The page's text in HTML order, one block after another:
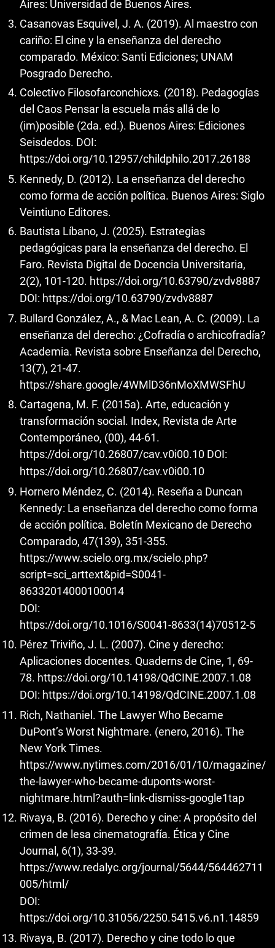
Aires: Universidad de Buenos Aires.
Casanovas Esquivel, J. A. (2019). Al maestro con
cariño: El cine y la enseñanza del derecho
comparado. México: Santi Ediciones; UNAM
Posgrado Derecho.
Colectivo Filosofarconchicxs. (2018). Pedagogías
del Caos Pensar la escuela más allá de lo
(im)posible (2da. ed.). Buenos Aires: Ediciones
Seisdedos. DOI:
https://doi.org/10.12957/childphilo.2017.26188
Kennedy, D. (2012). La enseñanza del derecho
como forma de acción política. Buenos Aires: Siglo
Veintiuno Editores.
Bautista Líbano, J. (2025). Estrategias
pedagógicas para la enseñanza del derecho. El
Faro. Revista Digital de Docencia Universitaria,
2(2), 101-120. https://doi.org/10.63790/zvdv8887
DOI: https://doi.org/10.63790/zvdv8887
Bullard González, A., & Mac Lean, A. C. (2009). La
enseñanza del derecho: ¿Cofradía o archicofradía?
Academia. Revista sobre Enseñanza del Derecho,
13(7), 21-47.
https://share.google/4WMlD36nMoXMWSFhU
Cartagena, M. F. (2015a). Arte, educación y
transformación social. Index, Revista de Arte
Contemporáneo, (00), 44-61.
https://doi.org/10.26807/cav.v0i00.10 DOI:
https://doi.org/10.26807/cav.v0i00.10
Hornero Méndez, C. (2014). Reseña a Duncan
Kennedy: La enseñanza del derecho como forma
de acción política. Boletín Mexicano de Derecho
Comparado, 47(139), 351-355.
https://www.scielo.org.mx/scielo.php?
script=sci_arttext&pid=S0041-
86332014000100014
DOI:
https://doi.org/10.1016/S0041-8633(14)70512-5
Pérez Triviño, J. L. (2007). Cine y derecho:
Aplicaciones docentes. Quaderns de Cine, 1, 69-
78. https://doi.org/10.14198/QdCINE.2007.1.08
DOI: https://doi.org/10.14198/QdCINE.2007.1.08
Rich, Nathaniel. The Lawyer Who Became
DuPont’s Worst Nightmare. (enero, 2016). The
New York Times.
https://www.nytimes.com/2016/01/10/magazine/
the-lawyer-who-became-duponts-worst-
nightmare.html?auth=link-dismiss-google1tap
Rivaya, B. (2016). Derecho y cine: A propósito del
crimen de lesa cinematografía. Ética y Cine
Journal, 6(1), 33-39.
https://www.redalyc.org/journal/5644/564462711
005/html/
DOI:
https://doi.org/10.31056/2250.5415.v6.n1.14859
Rivaya, B. (2017). Derecho y cine todo lo que